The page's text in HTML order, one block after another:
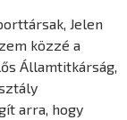
Jelen
közzé a
Államtitkárság,
arra, hogy